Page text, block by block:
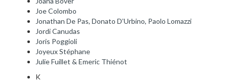
Joe Colombo
Jonathan De Pas, Donato D’Urbino, Paolo Lomazzi
Jordi Canudas
Joris Poggioli
Joyeux Stéphane
Julie Fuillet & Emeric Thiénot
K